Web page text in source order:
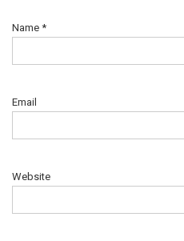
Name *
Email
Website